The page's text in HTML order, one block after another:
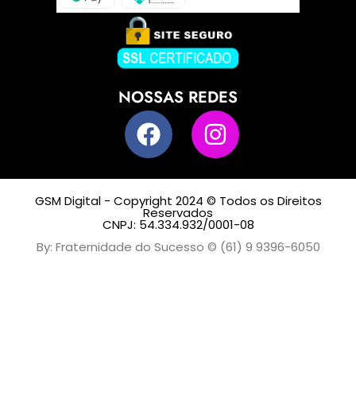
NOSSAS REDES
GSM Digital - Copyright 2024 © Todos os Direitos
Reservados
CNPJ: 54.334.932/0001-08
By: Fraternidade do Sucesso © (61) 9 9396-6050